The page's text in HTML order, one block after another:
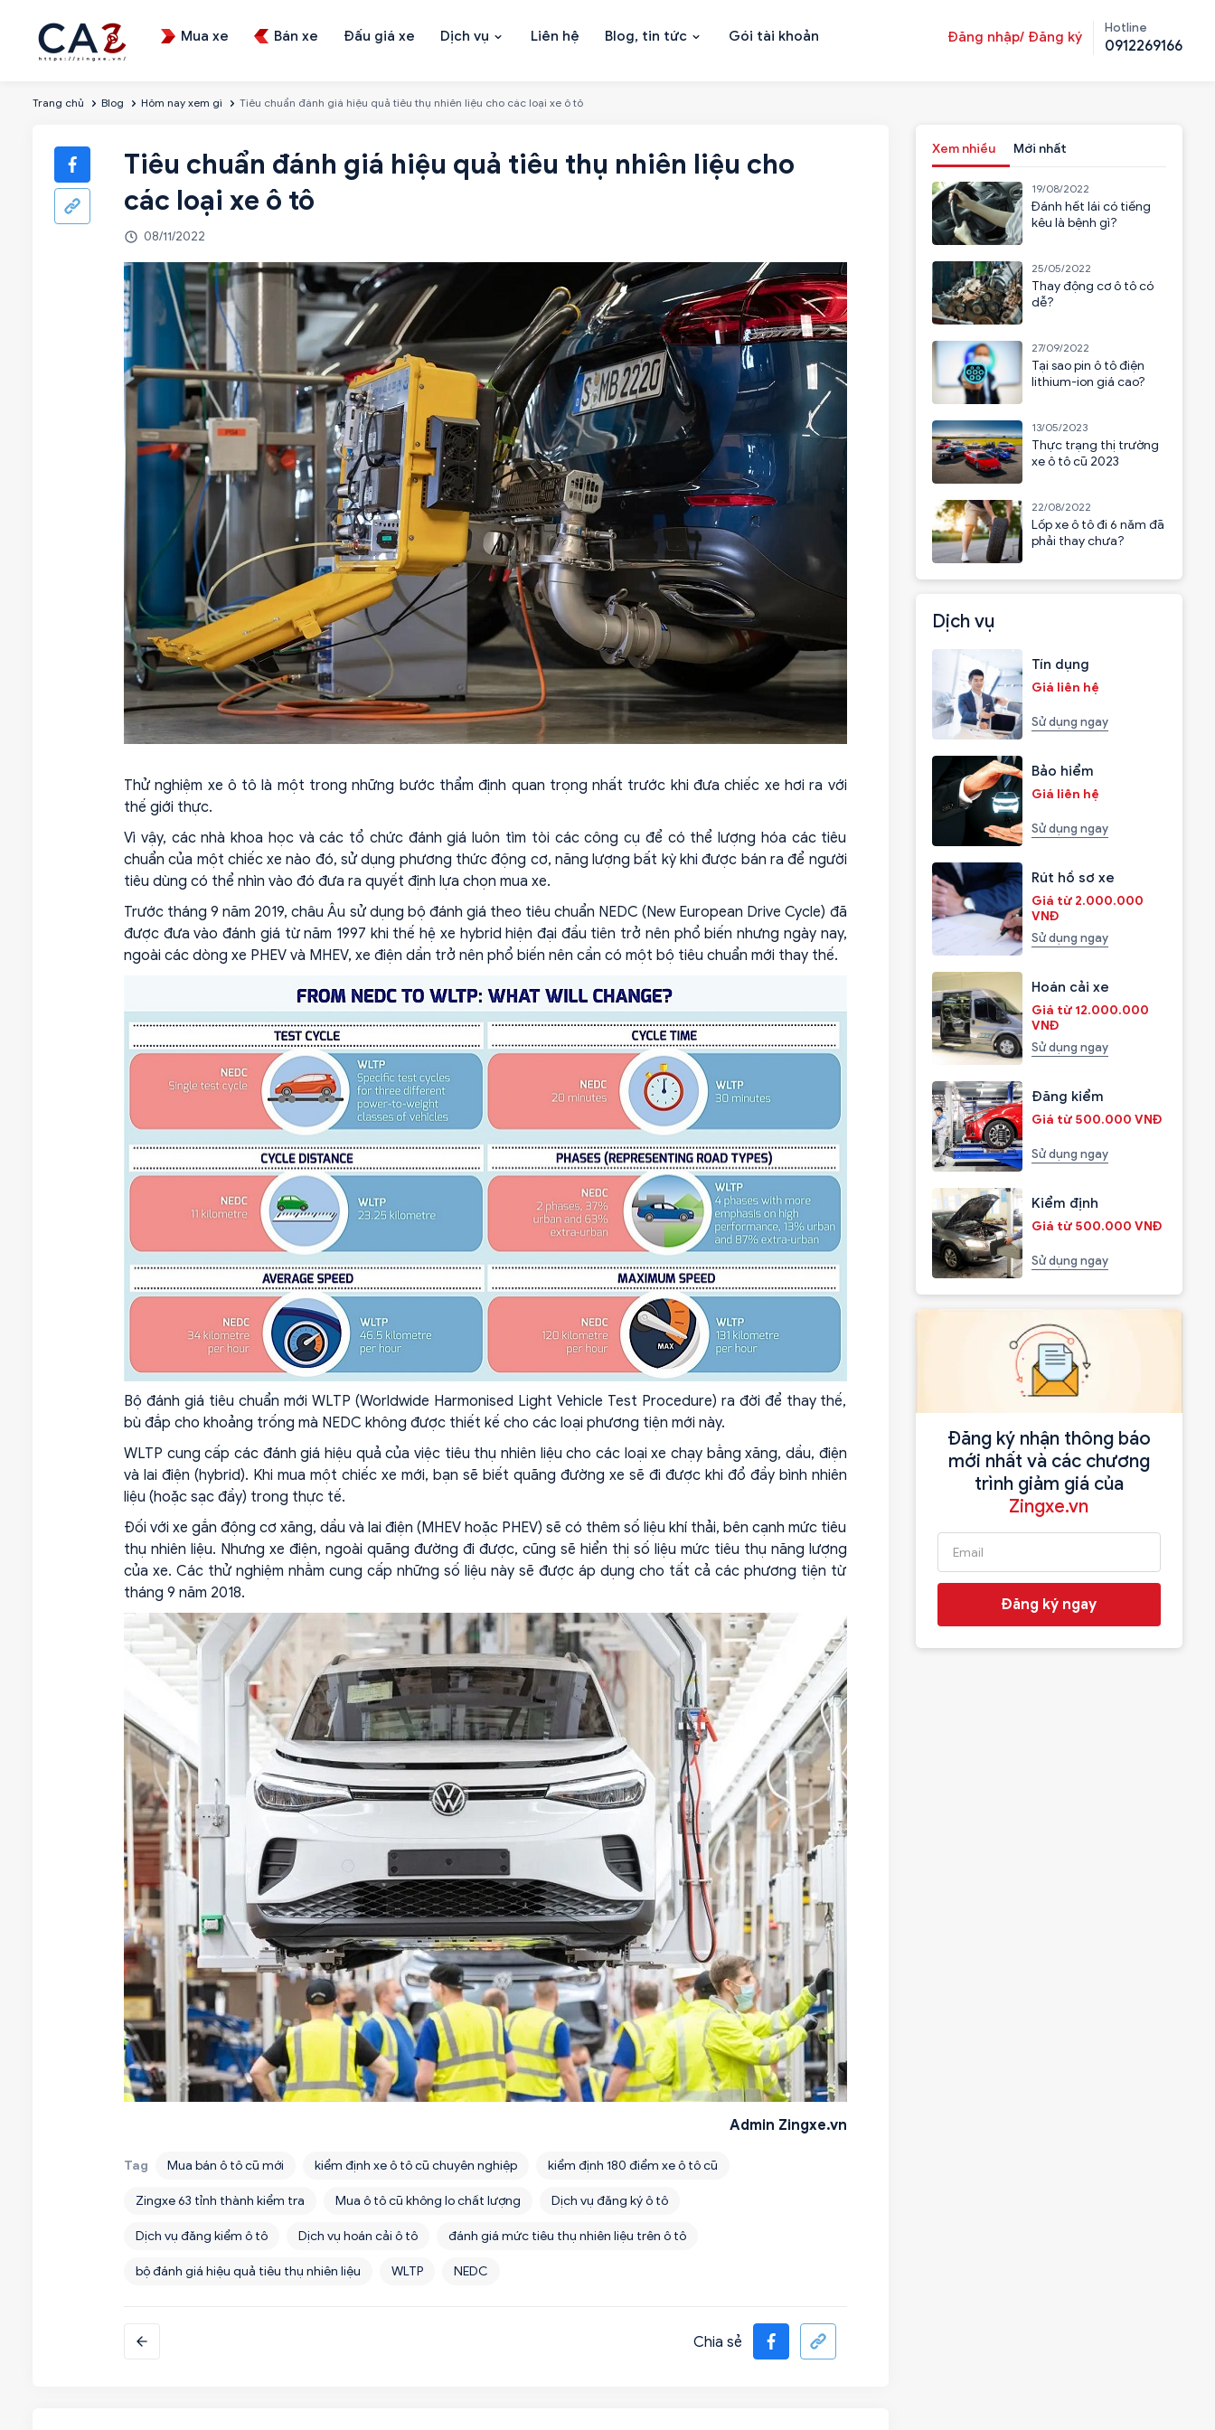
Mua xe Bán xe Đấu giá xe Dịch vụ Liên hệ Blog, tin tức Gói tài khoản Đăng nhập/ Đăng ký
Hotline
0912269166
Trang chủ Blog Hôm nay xem gì Tiêu chuẩn đánh giá hiệu quả tiêu thụ nhiên liệu cho các loại xe ô tô
Tiêu chuẩn đánh giá hiệu quả tiêu thụ nhiên liệu cho
các loại xe ô tô
08/11/2022
Thử nghiệm xe ô tô là một trong những bước thẩm định quan trọng nhất trước khi đưa chiếc xe hơi ra với
thế giới thực.
Vì vậy, các nhà khoa học và các tổ chức đánh giá luôn tìm tòi các công cụ để có thể lượng hóa các tiêu
chuẩn của một chiếc xe nào đó, sử dụng phương thức động cơ, năng lượng bất kỳ khi được bán ra để người
tiêu dùng có thể nhìn vào đó đưa ra quyết định lựa chọn mua xe.
Trước tháng 9 năm 2019, châu Âu sử dụng bộ đánh giá theo tiêu chuẩn NEDC (New European Drive Cycle) đã
được đưa vào đánh giá từ năm 1997 khi thế hệ xe hybrid hiện đại đầu tiên trở nên phổ biến nhưng ngày nay,
ngoài các dòng xe PHEV và MHEV, xe điện dần trở nên phổ biến nên cần có một bộ tiêu chuẩn mới thay thế.
Bộ đánh giá tiêu chuẩn mới WLTP (Worldwide Harmonised Light Vehicle Test Procedure) ra đời để thay thế,
bù đắp cho khoảng trống mà NEDC không được thiết kế cho các loại phương tiện mới này.
WLTP cung cấp các đánh giá hiệu quả của việc tiêu thụ nhiên liệu cho các loại xe chạy bằng xăng, dầu, điện
và lai điện (hybrid). Khi mua một chiếc xe mới, bạn sẽ biết quãng đường xe sẽ đi được khi đổ đầy bình nhiên
liệu (hoặc sạc đầy) trong thực tế.
Đối với xe gắn động cơ xăng, dầu và lai điện (MHEV hoặc PHEV) sẽ có thêm số liệu khí thải, bên cạnh mức tiêu
thụ nhiên liệu. Nhưng xe điện, ngoài quãng đường đi được, cũng sẽ hiển thị số liệu mức tiêu thụ năng lượng
của xe. Các thử nghiệm nhằm cung cấp những số liệu này sẽ được áp dụng cho tất cả các phương tiện từ
tháng 9 năm 2018.
Admin Zingxe.vn
Tag Mua bán ô tô cũ mới kiểm định xe ô tô cũ chuyên nghiệp kiểm định 180 điểm xe ô tô cũ
Zingxe 63 tỉnh thành kiểm tra Mua ô tô cũ không lo chất lượng Dịch vụ đăng ký ô tô
Dịch vụ đăng kiểm ô tô Dịch vụ hoán cải ô tô đánh giá mức tiêu thụ nhiên liệu trên ô tô
bộ đánh giá hiệu quả tiêu thụ nhiên liệu WLTP NEDC
Chia sẻ
Xem nhiều Mới nhất
19/08/2022
Đánh hết lái có tiếng
kêu là bệnh gì?
25/05/2022
Thay động cơ ô tô có
dễ?
27/09/2022
Tại sao pin ô tô điện
lithium-ion giá cao?
13/05/2023
Thực trạng thị trường
xe ô tô cũ 2023
22/08/2022
Lốp xe ô tô đi 6 năm đã
phải thay chưa?
Dịch vụ
Tín dụng
Giá liên hệ
Sử dụng ngay
Bảo hiểm
Giá liên hệ
Sử dụng ngay
Rút hồ sơ xe
Giá từ 2.000.000
VNĐ
Sử dụng ngay
Hoán cải xe
Giá từ 12.000.000
VNĐ
Sử dụng ngay
Đăng kiểm
Giá từ 500.000 VNĐ
Sử dụng ngay
Kiểm định
Giá từ 500.000 VNĐ
Sử dụng ngay
Đăng ký nhận thông báo
mới nhất và các chương
trình giảm giá của
Zingxe.vn
Đăng ký ngay